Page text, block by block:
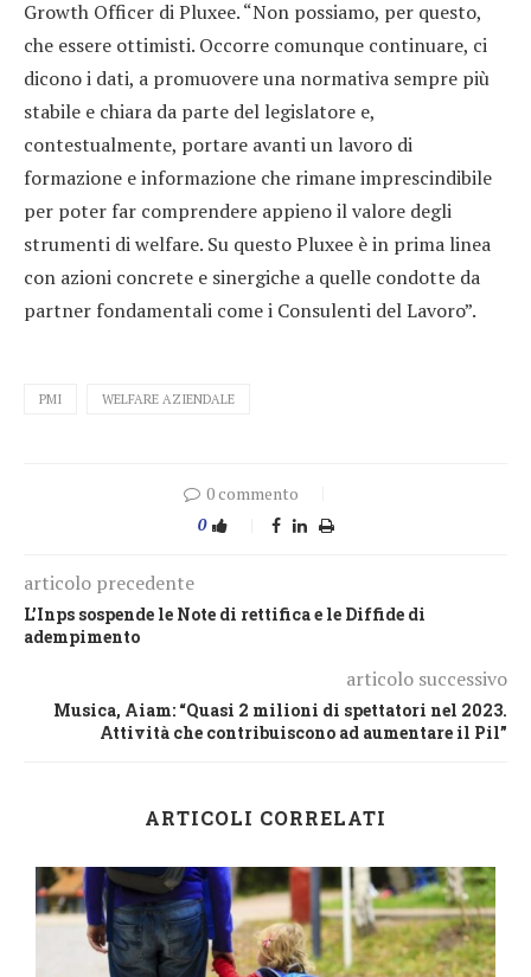
Growth Officer di Pluxee. “Non possiamo, per questo,
che essere ottimisti. Occorre comunque continuare, ci
dicono i dati, a promuovere una normativa sempre più
stabile e chiara da parte del legislatore e,
contestualmente, portare avanti un lavoro di
formazione e informazione che rimane imprescindibile
per poter far comprendere appieno il valore degli
strumenti di welfare. Su questo Pluxee è in prima linea
con azioni concrete e sinergiche a quelle condotte da
partner fondamentali come i Consulenti del Lavoro”.
PMI WELFARE AZIENDALE
0 commento
0
articolo precedente
L’Inps sospende le Note di rettifica e le Diffide di
adempimento
articolo successivo
Musica, Aiam: “Quasi 2 milioni di spettatori nel 2023.
Attività che contribuiscono ad aumentare il Pil”
ARTICOLI CORRELATI